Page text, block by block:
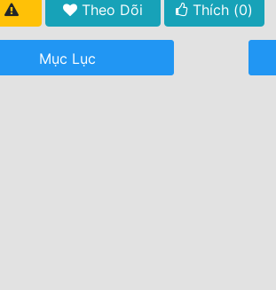
Theo Dõi Thích (0)
Mục Lục